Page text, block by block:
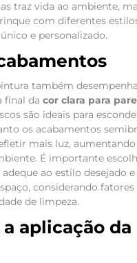
traz vida ao ambiente,
com diferentes
e personalizado.
também
final da cor clara para
são ideais para
os acabamentos
mais luz, aumentando
É importante
ao estilo desejado e
considerando
de limpeza.
aplicação da